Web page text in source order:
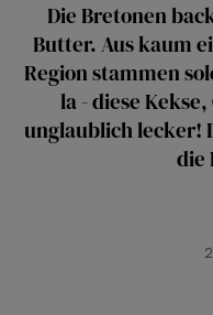
Die Bretonen
Butter. Aus kaum
Region stammen
la - diese
unglaublich lecker!
die